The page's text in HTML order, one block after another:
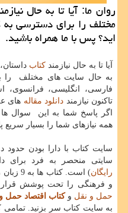
روان ما: آیا تا به حال
مختلف را برای دسترسی
اید؟ پس با ما همراه باشید.
آیا تا به حال نیازمند کتاب
به حال سایت های مختلف را
فارسی، انگلیسی، فرانسوی،
تاکنون نیازمند دانلود مقاله های
اگر پاسخ شما به این سوال
همه نیازهای شما را بسیار سریع
سایت کتاب با دارا بودن حدود
سایتی منحصر به فرد برای
رایگان
) است.
و فرهنگی را تحت پوشش قرار
حمل و نقل وکتاب اقتصاد حمل
به سایت کتاب سر بزنید. تمامی